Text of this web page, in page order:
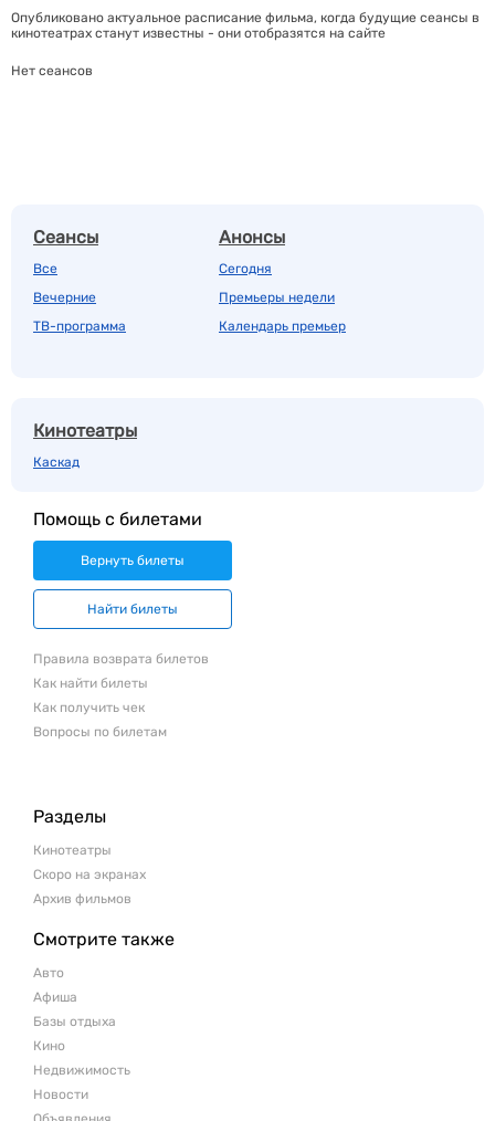
Опубликовано актуальное расписание фильма, когда будущие сеансы в
кинотеатрах станут известны - они отобразятся на сайте
Нет сеансов
Сеансы
Все
Вечерние
ТВ-программа
Анонсы
Сегодня
Премьеры недели
Календарь премьер
Кинотеатры
Каскад
Помощь с билетами
Вернуть билеты
Найти билеты
Правила возврата билетов
Как найти билеты
Как получить чек
Вопросы по билетам
Разделы
Кинотеатры
Скоро на экранах
Архив фильмов
Смотрите также
Авто
Афиша
Базы отдыха
Кино
Недвижимость
Новости